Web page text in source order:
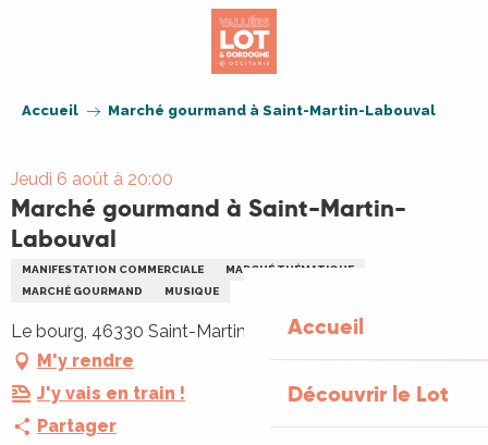
Accueil
Découvrir le Lot
Accueil Marché gourmand à Saint-Martin-Labouval
Jeudi 6 août à 20:00
Marché gourmand à Saint-Martin-
Labouval
MANIFESTATION COMMERCIALE
MARCHÉ THÉMATIQUE
MARCHÉ GOURMAND
MUSIQUE
Le bourg, 46330 Saint-Martin-Labouval
M'y rendre
J'y vais en train !
Partager